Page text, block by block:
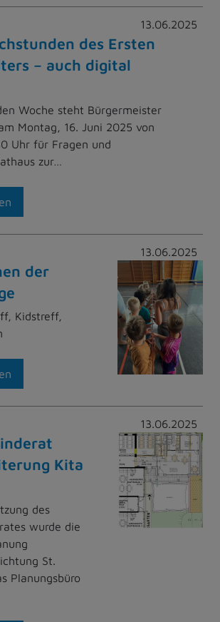
13.06.2025
des Ersten
– auch digital
Woche steht Bürgermeister
Montag, 16. Juni 2025 von
Uhr für Fragen und
zur…
13.06.2025
der
Kidstreff,
13.06.2025
Kita
des
wurde die
St.
Planungsbüro